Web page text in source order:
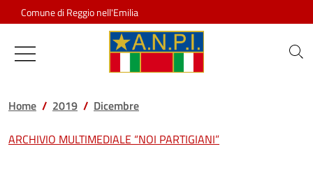
Salta al contenuto
Comune di Reggio nell'Emilia
Associazione Nazionale
Home 2019
Dicembre
ARCHIVIO MULTIMEDIALE “NOI PARTIGIANI”